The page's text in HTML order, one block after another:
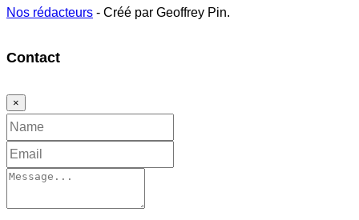
Nos rédacteurs - Créé par Geoffrey Pin.
Contact
×